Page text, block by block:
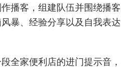
播客，组建队伍并围绕播客
暴、经验分享以及自我表达
全家便利店的进门提示音，